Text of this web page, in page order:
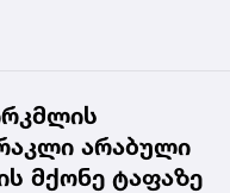
არაბული
მქონე ტაფაზე